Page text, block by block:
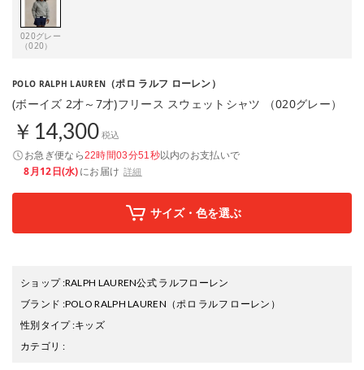
020グレー
（020）
POLO RALPH LAUREN （ポロ ラルフ ローレン）
(ボーイズ 2才～7才)フリース スウェットシャツ （020グレー）
￥14,300 税込
お急ぎ便なら22時間03分50秒以内のお支払いで
8月12日(水)にお届け 詳細
サイズ・色を選ぶ
ショップ:RALPH LAUREN公式 ラルフローレン
ブランド :POLO RALPH LAUREN （ポロ ラルフ ローレン）
性別タイプ:キッズ
カテゴリ :